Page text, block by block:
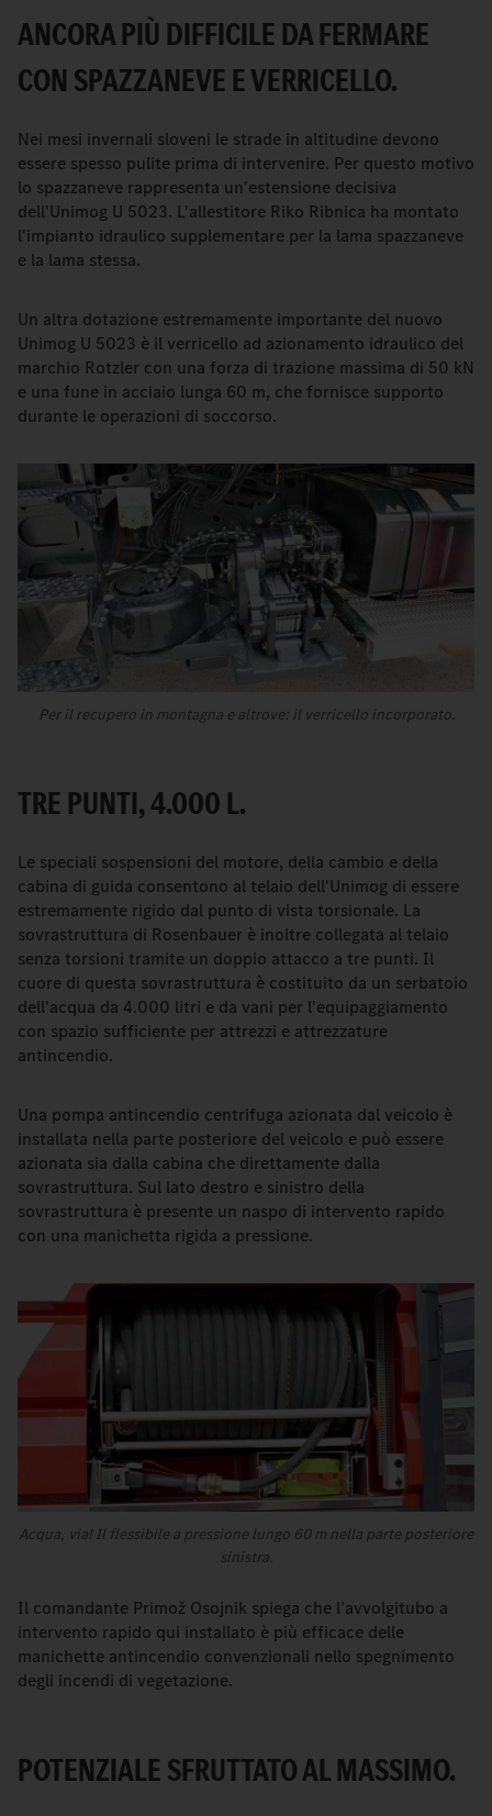
ANCORA PIÙ DIFFICILE DA FERMARE
CON SPAZZANEVE E VERRICELLO.
Nei mesi invernali sloveni le strade in altitudine devono
essere spesso pulite prima di intervenire. Per questo motivo
lo spazzaneve rappresenta un'estensione decisiva
dell'Unimog U 5023. L'allestitore Riko Ribnica ha montato
l'impianto idraulico supplementare per la lama spazzaneve
e la lama stessa.
Un altra dotazione estremamente importante del nuovo
Unimog U 5023 è il verricello ad azionamento idraulico del
marchio Rotzler con una forza di trazione massima di 50 kN
e una fune in acciaio lunga 60 m, che fornisce supporto
durante le operazioni di soccorso.
Per il recupero in montagna e altrove: il verricello incorporato.
TRE PUNTI, 4.000 L.
Le speciali sospensioni del motore, della cambio e della
cabina di guida consentono al telaio dell'Unimog di essere
estremamente rigido dal punto di vista torsionale. La
sovrastruttura di Rosenbauer è inoltre collegata al telaio
senza torsioni tramite un doppio attacco a tre punti. Il
cuore di questa sovrastruttura è costituito da un serbatoio
dell'acqua da 4.000 litri e da vani per l'equipaggiamento
con spazio sufficiente per attrezzi e attrezzature
antincendio.
Una pompa antincendio centrifuga azionata dal veicolo è
installata nella parte posteriore del veicolo e può essere
azionata sia dalla cabina che direttamente dalla
sovrastruttura. Sul lato destro e sinistro della
sovrastruttura è presente un naspo di intervento rapido
con una manichetta rigida a pressione.
Acqua, via! Il flessibile a pressione lungo 60 m nella parte posteriore
sinistra.
Il comandante Primož Osojnik spiega che l'avvolgitubo a
intervento rapido qui installato è più efficace delle
manichette antincendio convenzionali nello spegnimento
degli incendi di vegetazione.
POTENZIALE SFRUTTATO AL MASSIMO.